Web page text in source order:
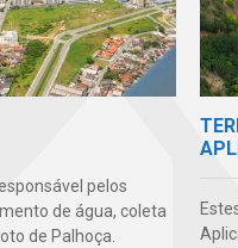
pelos
de água, coleta
de Palhoça.